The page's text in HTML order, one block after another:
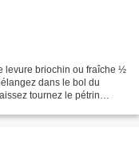
levure briochin ou fraîche ½
dans le bol du
tournez le pétrin